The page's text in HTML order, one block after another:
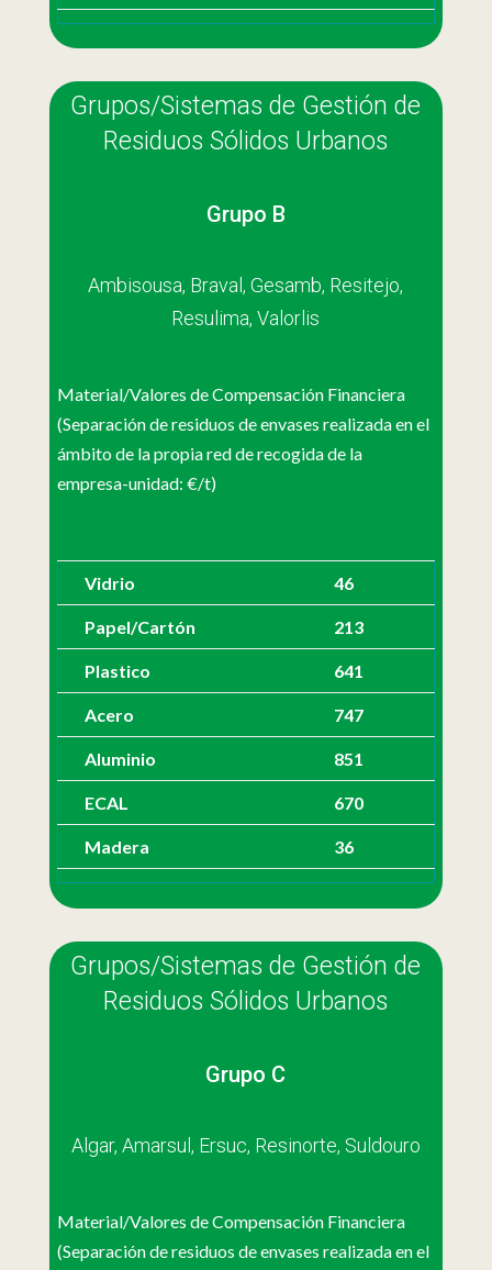
Grupos/Sistemas de Gestión de
Residuos Sólidos Urbanos
Grupo B
Ambisousa, Braval, Gesamb, Resitejo,
Resulima, Valorlis
Material/Valores de Compensación Financiera
(Separación de residuos de envases realizada en el
ámbito de la propia red de recogida de la
empresa-unidad: €/t)
Vidrio 46
Papel/Cartón 213
Plastico 641
Acero 747
Aluminio 851
ECAL 670
Madera 36
Grupos/Sistemas de Gestión de
Residuos Sólidos Urbanos
Grupo C
Algar, Amarsul, Ersuc, Resinorte, Suldouro
Material/Valores de Compensación Financiera
(Separación de residuos de envases realizada en el